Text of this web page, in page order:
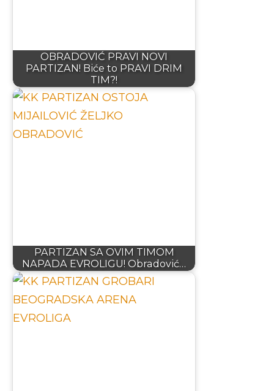
OBRADOVIĆ PRAVI NOVI
PARTIZAN! Biće to PRAVI DRIM
TIM?!
PARTIZAN SA OVIM TIMOM
NAPADA EVROLIGU! Obradović…